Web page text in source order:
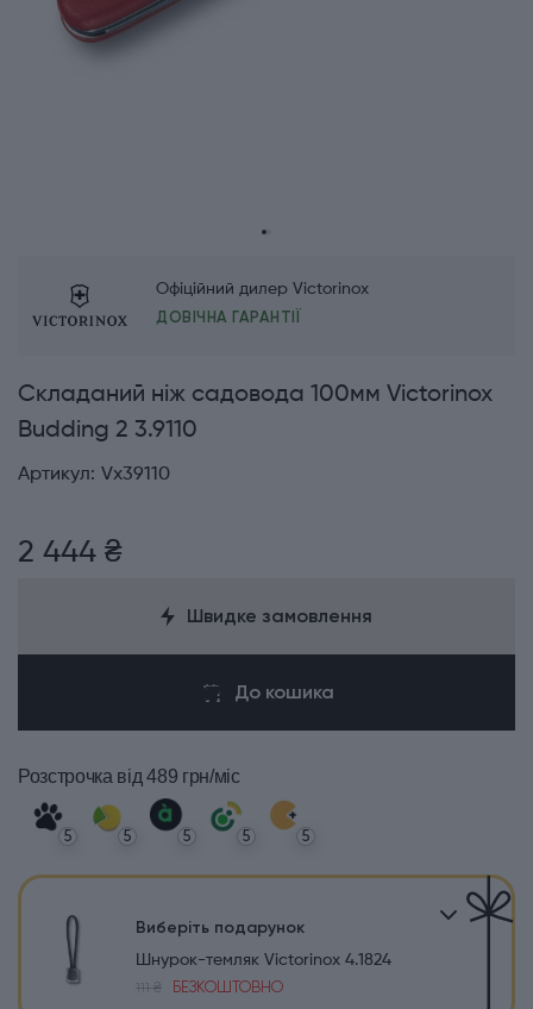
Офіційний дилер Victorinox
ДОВІЧНА ГАРАНТІЇ
Складаний ніж садовода 100мм Victorinox
Budding 2 3.9110
Артикул: Vx39110
2 444 ₴
Швидке замовлення
До кошика
Розстрочка від 489 грн/міс
5 5 5 5 5
Виберіть подарунок
Шнурок-темляк Victorinox 4.1824
111 ₴
БЕЗКОШТОВНО